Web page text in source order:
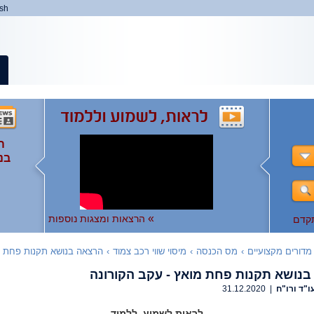
» הרצאות ומצגות נוספות
מדורים מקצועיים › מס הכנסה › מיסוי שווי רכב צמוד › הרצאה בנושא תקנות פחת
תקנות פחת מואץ - עקב הקורונה
ורו"ח